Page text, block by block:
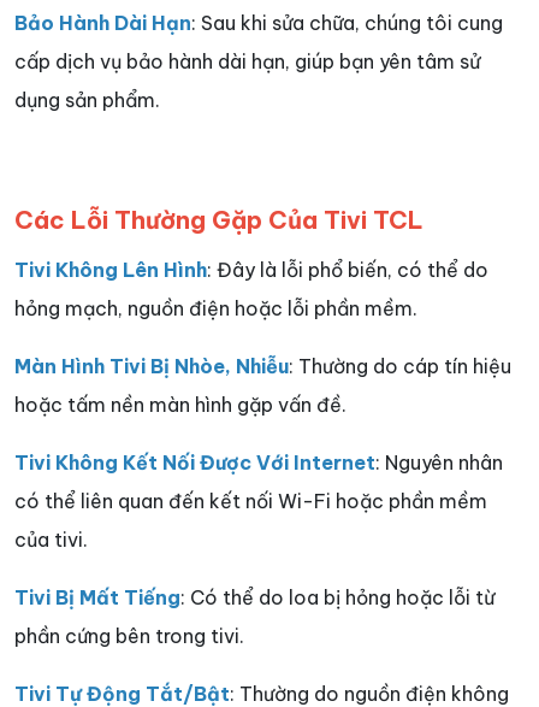
Bảo Hành Dài Hạn: Sau khi sửa chữa, chúng tôi cung
cấp dịch vụ bảo hành dài hạn, giúp bạn yên tâm sử
dụng sản phẩm.
Các Lỗi Thường Gặp Của Tivi TCL
Tivi Không Lên Hình: Đây là lỗi phổ biến, có thể do
hỏng mạch, nguồn điện hoặc lỗi phần mềm.
Màn Hình Tivi Bị Nhòe, Nhiễu: Thường do cáp tín hiệu
hoặc tấm nền màn hình gặp vấn đề.
Tivi Không Kết Nối Được Với Internet: Nguyên nhân
có thể liên quan đến kết nối Wi-Fi hoặc phần mềm
của tivi.
Tivi Bị Mất Tiếng: Có thể do loa bị hỏng hoặc lỗi từ
phần cứng bên trong tivi.
Tivi Tự Động Tắt/Bật: Thường do nguồn điện không